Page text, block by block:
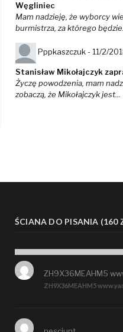
Węgliniec
Mam nadzieję, że wyborcy
burmistrza, za którego
Pppkaszczuk - 11/2/
Stanisław Mikołajczyk
Życzę powodzenia, mam
zobaczą, że Mikołajczyk jest...
ŚCIANA DO PISANIA (160
ZH9X36MEAHM5
ZH9X36MEAHM5